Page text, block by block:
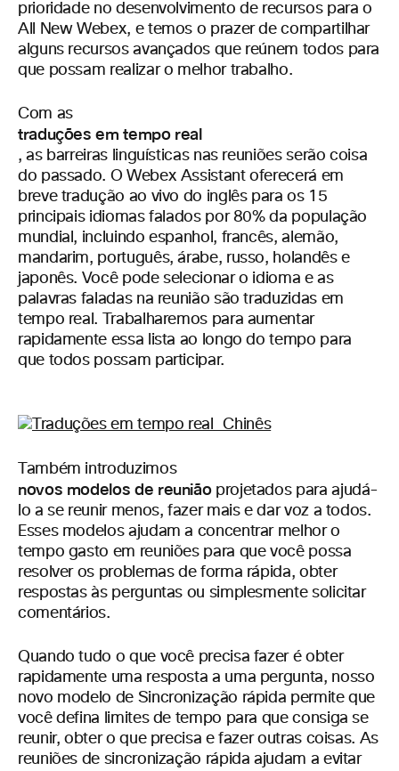
prioridade no desenvolvimento de recursos para o
All New Webex, e temos o prazer de compartilhar
alguns recursos avançados que reúnem todos para
que possam realizar o melhor trabalho.
Com as
traduções em tempo real
, as barreiras linguísticas nas reuniões serão coisa
do passado. O Webex Assistant oferecerá em
breve tradução ao vivo do inglês para os 15
principais idiomas falados por 80% da população
mundial, incluindo espanhol, francês, alemão,
mandarim, português, árabe, russo, holandês e
japonês. Você pode selecionar o idioma e as
palavras faladas na reunião são traduzidas em
tempo real. Trabalharemos para aumentar
rapidamente essa lista ao longo do tempo para
que todos possam participar.
Também introduzimos
novos modelos de reunião projetados para ajudá-
lo a se reunir menos, fazer mais e dar voz a todos.
Esses modelos ajudam a concentrar melhor o
tempo gasto em reuniões para que você possa
resolver os problemas de forma rápida, obter
respostas às perguntas ou simplesmente solicitar
comentários.
Quando tudo o que você precisa fazer é obter
rapidamente uma resposta a uma pergunta, nosso
novo modelo de Sincronização rápida permite que
você defina limites de tempo para que consiga se
reunir, obter o que precisa e fazer outras coisas. As
reuniões de sincronização rápida ajudam a evitar